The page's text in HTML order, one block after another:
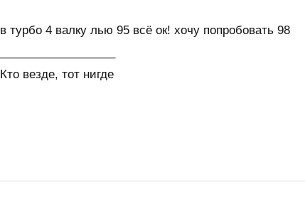
в турбо 4 валку лью 95 всё ок! хочу попробовать 98
Кто везде, тот нигде